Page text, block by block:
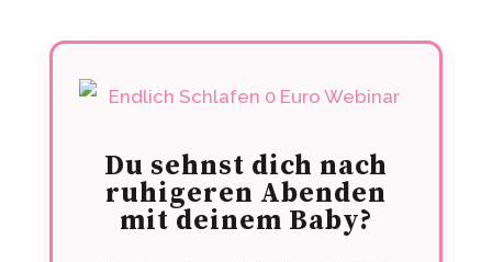
Du sehnst dich nach
ruhigeren Abenden
mit deinem Baby?